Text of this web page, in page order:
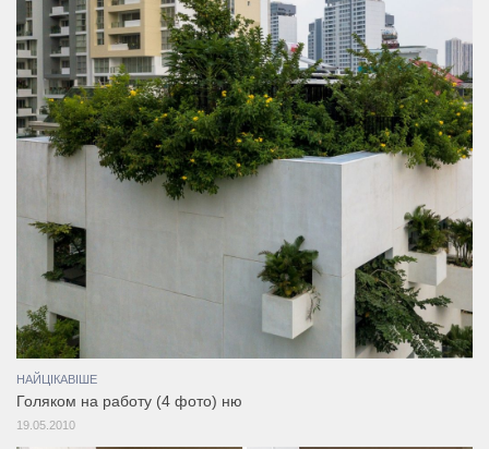
НАЙЦІКАВІШЕ
Голяком на работу (4 фото) ню
19.05.2010